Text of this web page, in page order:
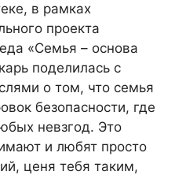
в рамках
проекта
«Семья – основа
поделилась с
о том, что семья
безопасности, где
невзгод. Это
и любят просто
ценя тебя таким,